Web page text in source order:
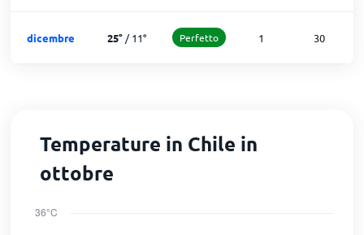
dicembre 25°/11° Perfetto 1 30
Temperature in Chile in
ottobre